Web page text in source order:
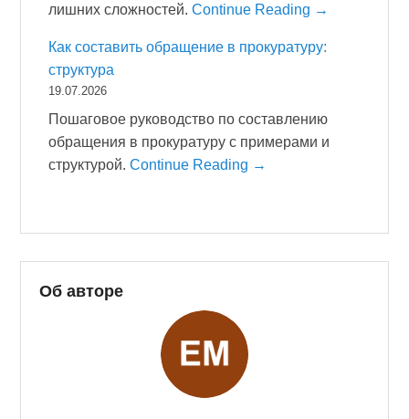
лишних сложностей.Continue Reading →
Как составить обращение в прокуратуру:
структура
19.07.2026
Пошаговое руководство по составлению
обращения в прокуратуру с примерами и
структурой.Continue Reading →
Об авторе